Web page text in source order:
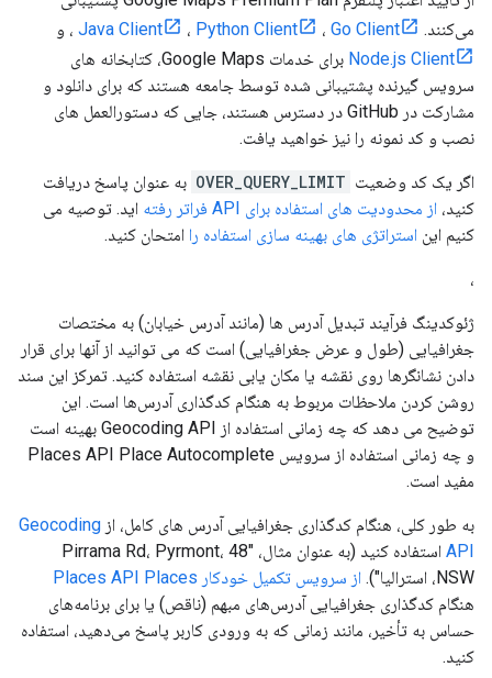
می‌کنند.
Java Client ، Python Client ، Go Client
، و
Node.js Client
برای خدمات Google Maps، کتابخانه های
سرویس گیرنده پشتیبانی شده توسط جامعه هستند که برای دانلود و
مشارکت در GitHub در دسترس هستند، جایی که دستورالعمل های
نصب و کد نمونه را نیز خواهید یافت.
اگر یک کد وضعیت OVER_QUERY_LIMIT به عنوان پاسخ دریافت
کنید، از محدودیت های استفاده برای API فراتر رفته
اید. توصیه می
کنیم این استراتژی های بهینه سازی استفاده را امتحان کنید.
،
ژئوکدینگ فرآیند تبدیل آدرس ها (مانند آدرس خیابان) به مختصات
جغرافیایی (طول و عرض جغرافیایی) است که می توانید از آنها برای قرار
دادن نشانگرها روی نقشه یا مکان یابی نقشه استفاده کنید. تمرکز این سند
روشن کردن ملاحظات مربوط به هنگام کدگذاری آدرس‌ها است. این
توضیح می دهد که چه زمانی استفاده از Geocoding API بهینه است
و چه زمانی استفاده از سرویس Places API Place Autocomplete
مفید است.
به طور کلی، هنگام کدگذاری جغرافیایی آدرس های کامل، از Geocoding
API
استفاده کنید (به عنوان مثال، "48 Pirrama Rd، Pyrmont،
NSW، استرالیا").
از سرویس تکمیل خودکار Places API Places
هنگام کدگذاری جغرافیایی آدرس‌های مبهم (ناقص) یا برای برنامه‌های
حساس به تأخیر، مانند زمانی که به ورودی کاربر پاسخ می‌دهید، استفاده
کنید.